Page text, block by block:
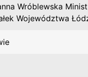
Wróblewska
Województwa